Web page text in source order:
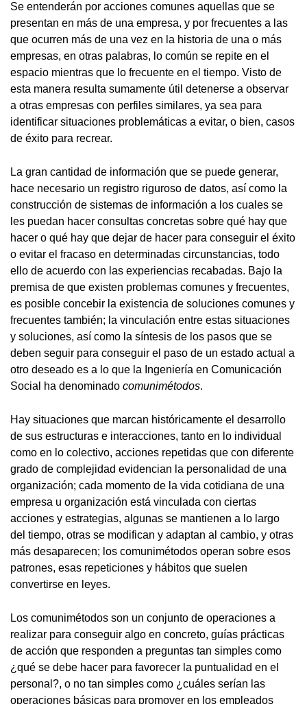
Se entenderán por acciones comunes aquellas que se
presentan en más de una empresa, y por frecuentes a las
que ocurren más de una vez en la historia de una o más
empresas, en otras palabras, lo común se repite en el
espacio mientras que lo frecuente en el tiempo. Visto de
esta manera resulta sumamente útil detenerse a observar
a otras empresas con perfiles similares, ya sea para
identificar situaciones problemáticas a evitar, o bien, casos
de éxito para recrear.
La gran cantidad de información que se puede generar,
hace necesario un registro riguroso de datos, así como la
construcción de sistemas de información a los cuales se
les puedan hacer consultas concretas sobre qué hay que
hacer o qué hay que dejar de hacer para conseguir el éxito
o evitar el fracaso en determinadas circunstancias, todo
ello de acuerdo con las experiencias recabadas. Bajo la
premisa de que existen problemas comunes y frecuentes,
es posible concebir la existencia de soluciones comunes y
frecuentes también; la vinculación entre estas situaciones
y soluciones, así como la síntesis de los pasos que se
deben seguir para conseguir el paso de un estado actual a
otro deseado es a lo que la Ingeniería en Comunicación
Social ha denominado comunimétodos.
Hay situaciones que marcan históricamente el desarrollo
de sus estructuras e interacciones, tanto en lo individual
como en lo colectivo, acciones repetidas que con diferente
grado de complejidad evidencian la personalidad de una
organización; cada momento de la vida cotidiana de una
empresa u organización está vinculada con ciertas
acciones y estrategias, algunas se mantienen a lo largo
del tiempo, otras se modifican y adaptan al cambio, y otras
más desaparecen; los comunimétodos operan sobre esos
patrones, esas repeticiones y hábitos que suelen
convertirse en leyes.
Los comunimétodos son un conjunto de operaciones a
realizar para conseguir algo en concreto, guías prácticas
de acción que responden a preguntas tan simples como
¿qué se debe hacer para favorecer la puntualidad en el
personal?, o no tan simples como ¿cuáles serían las
operaciones básicas para promover en los empleados